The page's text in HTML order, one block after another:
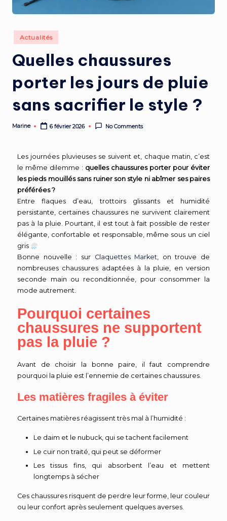
Actualités
Quelles chaussures
porter les jours de pluie
sans sacrifier le style ?
Marine 6 février 2026 No Comments
Les journées pluvieuses se suivent et, chaque matin, c’est
le même dilemme : quelles chaussures porter pour éviter
les pieds mouillés sans ruiner son style ni abîmer ses paires
préférées ?
Entre flaques d’eau, trottoirs glissants et humidité
persistante, certaines chaussures ne survivent clairement
pas à la pluie. Pourtant, il est tout à fait possible de rester
élégante, confortable et responsable, même sous un ciel
gris
Bonne nouvelle : sur Claquettes Market, on trouve de
nombreuses chaussures adaptées à la pluie, en version
seconde main ou reconditionnée, pour consommer la
mode autrement.
Pourquoi certaines
chaussures ne supportent
pas la pluie ?
Avant de choisir la bonne paire, il faut comprendre
pourquoi la pluie est l’ennemie de certaines chaussures.
Les matières fragiles à éviter
Certaines matières réagissent très mal à l’humidité :
Le daim et le nubuck, qui se tachent facilement
Le cuir non traité, qui peut se déformer
Les tissus fins, qui absorbent l’eau et mettent
longtemps à sécher
Ces chaussures risquent de perdre leur forme, leur couleur
ou leur confort après seulement quelques averses.